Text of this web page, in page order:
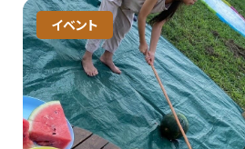
イベント